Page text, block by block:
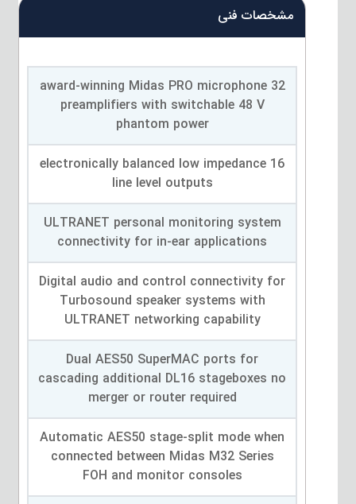
مشخصات فنی
32 award-winning Midas PRO microphone
preamplifiers with switchable 48 V
phantom power
16 electronically balanced low impedance
line level outputs
ULTRANET personal monitoring system
connectivity for in-ear applications
Digital audio and control connectivity for
Turbosound speaker systems with
ULTRANET networking capability
Dual AES50 SuperMAC ports for
cascading additional DL16 stageboxes no
merger or router required
Automatic AES50 stage-split mode when
connected between Midas M32 Series
FOH and monitor consoles